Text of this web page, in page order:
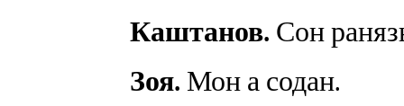
Каштанов. Сон
Зоя. Мон а содан.